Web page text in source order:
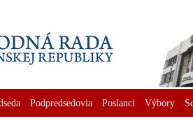
Podpredsedovia Poslanci Výbory